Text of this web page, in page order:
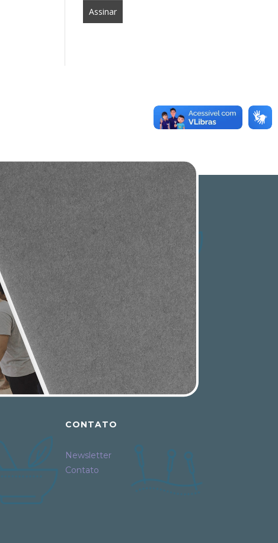
CONTATO
Newsletter
Contato